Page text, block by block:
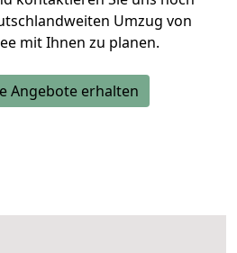
Umzug von
mit Ihnen zu planen.
Angebote erhalten